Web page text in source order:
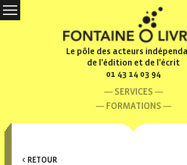
Le pôle des acteurs
de l'édition et de l'écrit
01 43 14 03 94
SERVICES
FORMATIONS
< RETOUR